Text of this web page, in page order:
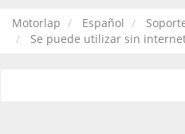
Motorlap Español
Se puede utilizar sin